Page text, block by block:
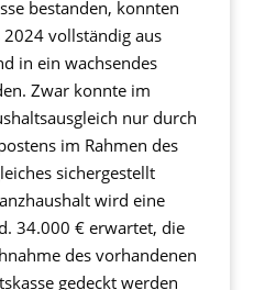
bestanden, konnten
2024 vollständig aus
in ein wachsendes
Zwar konnte im
nur durch
im Rahmen des
sichergestellt
wird eine
34.000 € erwartet, die
des vorhandenen
gedeckt werden